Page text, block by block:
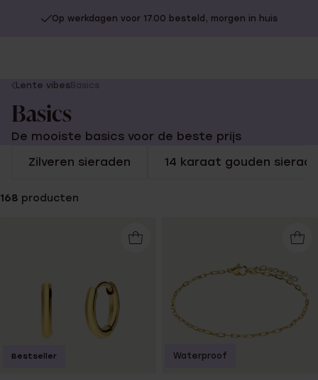
Op werkdagen voor 17.00 besteld, morgen in huis
You
are
here:
Lente vibesBasics
Basics
De mooiste basics voor de beste prijs
Zilveren sieraden
14 karaat gouden
168 producten
Bestseller Waterproof